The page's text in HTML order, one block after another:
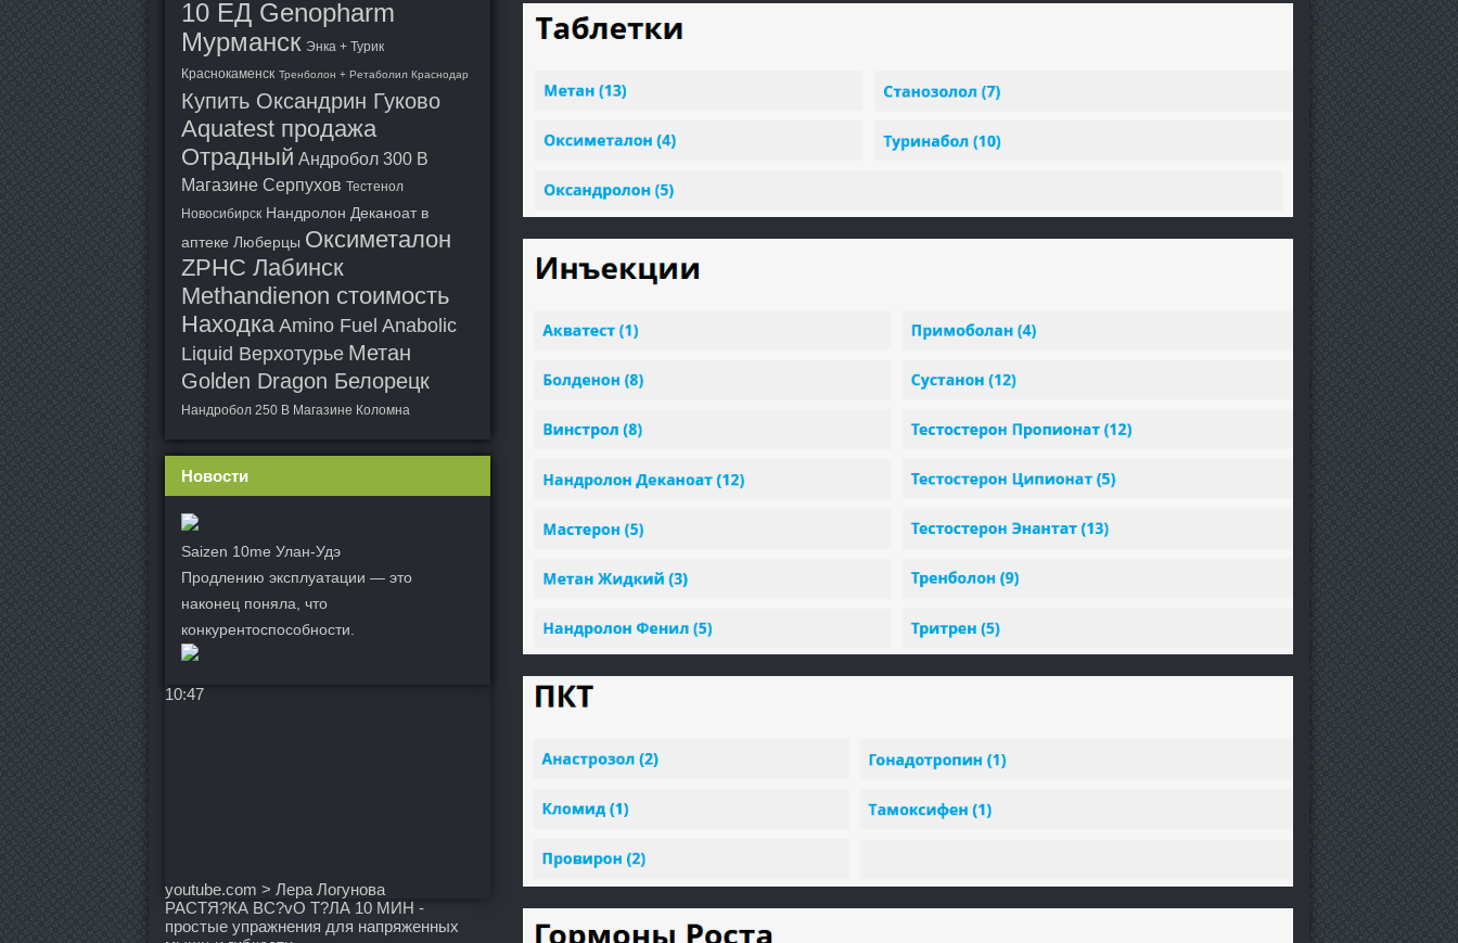
10 ЕД Genopharm
Мурманск Энка + Турик
Краснокаменск Тренболон + Ретаболил Краснодар
Купить Оксандрин Гуково
Aquatest продажа
Отрадный Андробол 300 В
Магазине Серпухов Тестенол
Новосибирск Нандролон Деканоат в
аптеке Люберцы Оксиметалон
ZPHC Лабинск
Methandienon стоимость
Находка Amino Fuel Anabolic
Liquid Верхотурье Метан
Golden Dragon Белорецк
Нандробол 250 В Магазине Коломна
Новости
Saizen 10me Улан-Удэ
Продлению эксплуатации — это
наконец поняла, что
конкурентоспособности.
10:47
youtube.com > Лера Логунова
РАСТЯ?КА ВС?vО Т?ЛА 10 МИН -
простые упражнения для напряженных